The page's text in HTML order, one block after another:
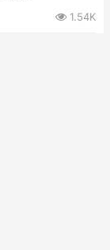
1.54K